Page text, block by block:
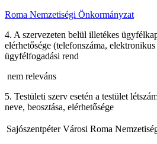
Roma Nemzetiségi Önkormányzat
4. A szervezeten belül illetékes
elérhetősége (telefonszáma,
ügyfélfogadási rend
nem releváns
5. Testületi szerv esetén a testület
neve, beosztása, elérhetősége
Sajószentpéter Városi Roma